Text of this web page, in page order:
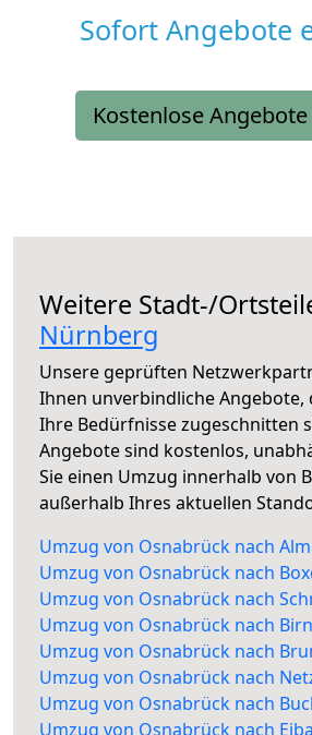
Sofort Angebote
Kostenlose
Weitere Stadt-/
Nürnberg
Unsere geprüften
Ihnen unverbindliche Angebote,
Ihre Bedürfnisse zugeschnitten
Angebote sind kostenlos,
Sie einen Umzug innerhalb von
außerhalb Ihres aktuellen
Umzug von Osnabrück nach
Umzug von Osnabrück nach
Umzug von Osnabrück nach
Umzug von Osnabrück nach
Umzug von Osnabrück nach
Umzug von Osnabrück nach
Umzug von Osnabrück nach
Umzug von Osnabrück nach